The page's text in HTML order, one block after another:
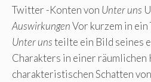
Twitter -Konten von Unter uns
AuswirkungenVor kurzem in ein
Unter unsteilte ein Bild seines
Charakters in einer räumlichen
charakteristischen Schatten